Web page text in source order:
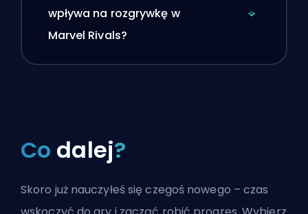
wpływa na rozgrywkę w
Marvel Rivals?
Co dalej?
Skoro już nauczyłeś się czegoś nowego – czas